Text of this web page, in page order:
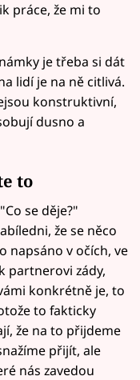
práce, že mi to
je třeba si dát
lidí je na ně citlivá.
konstruktivní,
dusno a
to
se děje?"
že se něco
napsáno v očích, ve
partnerovi zády,
konkrétně je, to
to fakticky
že na to přijdeme
přijít, ale
nás zavedou